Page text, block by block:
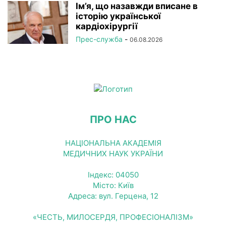
Ім’я, що назавжди вписане в
історію української
кардіохірургії
Прес-служба - 06.08.2026
ПРО НАС
НАЦІОНАЛЬНА АКАДЕМІЯ
МЕДИЧНИХ НАУК УКРАЇНИ
Індекс: 04050
Місто: Київ
Адреса: вул. Герцена, 12
«ЧЕСТЬ, МИЛОСЕРДЯ, ПРОФЕСІОНАЛІЗМ»